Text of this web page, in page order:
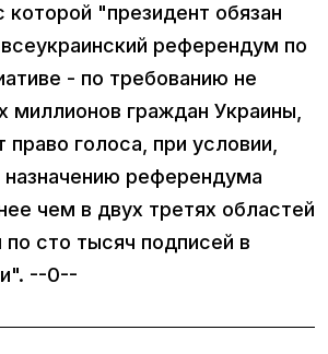
которой "президент обязан
всеукраинский референдум по
- по требованию не
миллионов граждан Украины,
голоса, при условии,
назначению референдума
чем в двух третях областей
сто тысяч подписей в
--0--